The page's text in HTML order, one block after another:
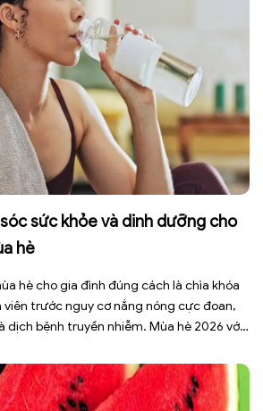
sức khỏe và dinh dưỡng cho
hè
hè cho gia đình đúng cách là chìa khóa
viên trước nguy cơ nắng nóng cực đoan,
dịch bệnh truyền nhiễm. Mùa hè 2026 với